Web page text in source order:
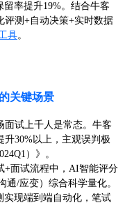
留率提升19%。结合牛客
评测+自动决策+实时数据
具。
关键场景
面试上千人是常态。牛客
30%以上，主观误判极
）》。
+面试流程中，AI智能评分
/应变）综合科学量化。
实现端到端自动化，笔试